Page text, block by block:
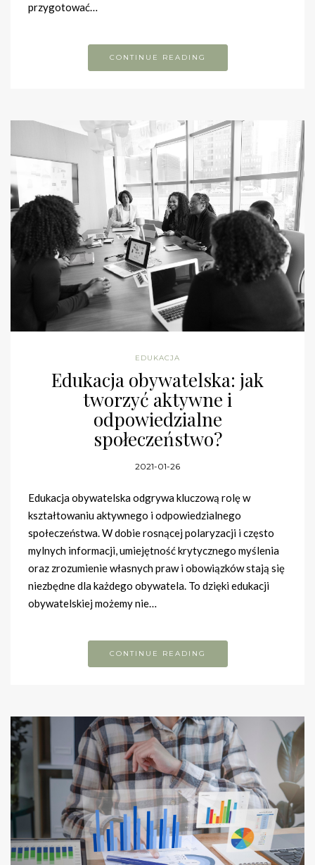
przygotować…
CONTINUE READING
EDUKACJA
Edukacja obywatelska: jak
tworzyć aktywne i
odpowiedzialne
społeczeństwo?
2021-01-26
Edukacja obywatelska odgrywa kluczową rolę w
kształtowaniu aktywnego i odpowiedzialnego
społeczeństwa. W dobie rosnącej polaryzacji i często
mylnych informacji, umiejętność krytycznego myślenia
oraz zrozumienie własnych praw i obowiązków stają się
niezbędne dla każdego obywatela. To dzięki edukacji
obywatelskiej możemy nie…
CONTINUE READING